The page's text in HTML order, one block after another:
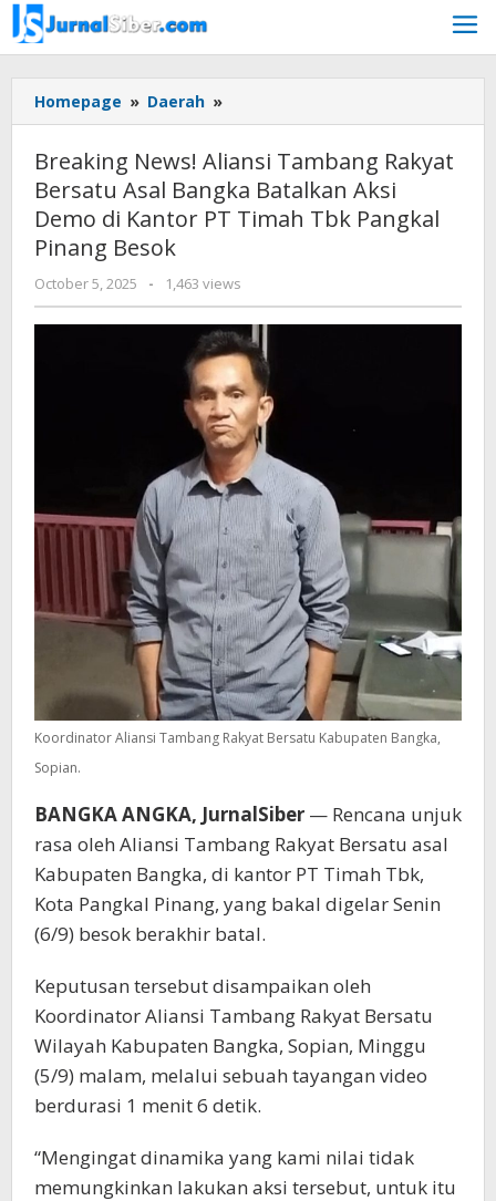
Skip
to
content
Homepage » Daerah »
News!
Tambang
Rakyat
Bersatu
Batalkan
Aksi
Demo
di
Kantor
PT
Timah
Tbk
Pangkal
Pinang
Besok
Breaking News! Aliansi Tambang Rakyat
Bersatu Asal Bangka Batalkan Aksi
Demo di Kantor PT Timah Tbk Pangkal
Pinang Besok
October 5, 2025
by
777
- 1,463 views
Koordinator Aliansi Tambang Rakyat Bersatu Kabupaten Bangka,
Sopian.
BANGKA ANGKA, JurnalSiber — Rencana unjuk
rasa oleh Aliansi Tambang Rakyat Bersatu asal
Kabupaten Bangka, di kantor PT Timah Tbk,
Kota Pangkal Pinang, yang bakal digelar Senin
(6/9) besok berakhir batal.
Keputusan tersebut disampaikan oleh
Koordinator Aliansi Tambang Rakyat Bersatu
Wilayah Kabupaten Bangka, Sopian, Minggu
(5/9) malam, melalui sebuah tayangan video
berdurasi 1 menit 6 detik.
“Mengingat dinamika yang kami nilai tidak
memungkinkan lakukan aksi tersebut, untuk itu